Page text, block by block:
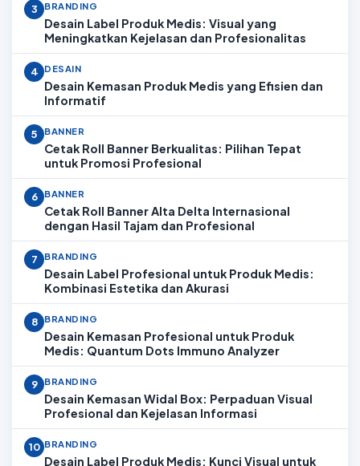
3 BRANDING
Desain Label Produk Medis: Visual yang
Meningkatkan Kejelasan dan Profesionalitas
4 DESAIN
Desain Kemasan Produk Medis yang Efisien dan
Informatif
5 BANNER
Cetak Roll Banner Berkualitas: Pilihan Tepat
untuk Promosi Profesional
6 BANNER
Cetak Roll Banner Alta Delta Internasional
dengan Hasil Tajam dan Profesional
7 BRANDING
Desain Label Profesional untuk Produk Medis:
Kombinasi Estetika dan Akurasi
8 BRANDING
Desain Kemasan Profesional untuk Produk
Medis: Quantum Dots Immuno Analyzer
9 BRANDING
Desain Kemasan Widal Box: Perpaduan Visual
Profesional dan Kejelasan Informasi
10 BRANDING
Desain Label Produk Medis: Kunci Visual untuk